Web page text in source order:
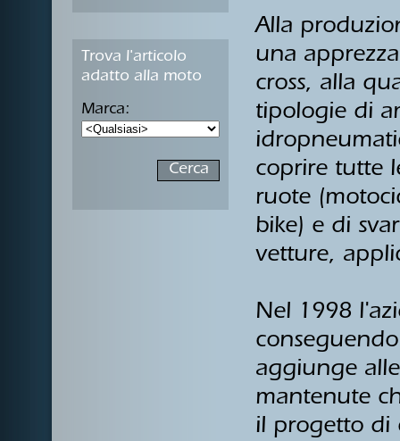
Trova l'articolo
adatto alla moto
Marca:
Alla
una
cross, alla
tipologie di
coprire tutte
ruote
bike) e di
vetture,
Nel 1998
aggiunge
mantenute
il progetto di